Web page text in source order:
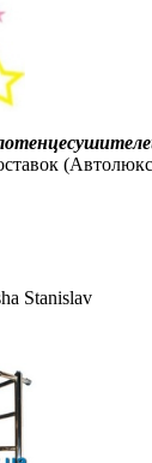
Stanislav